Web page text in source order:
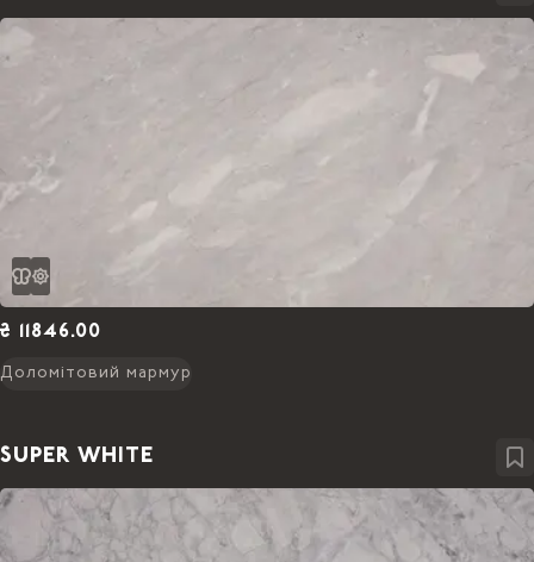
₴ 11846.00
Доломітовий мармур
SUPER WHITE